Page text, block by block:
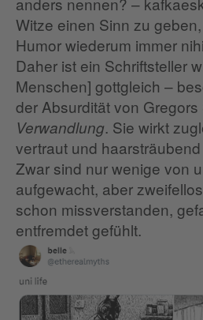
Witze einen Sinn zu
Humor wiederum immer
Daher ist ein Schriftsteller
Menschen] gottgleich –
der Absurdität von Gregors
Verwandlung. Sie wirkt
vertraut und
Zwar sind nur wenige von
aufgewacht, aber
schon missverstanden,
entfremdet gefühlt.